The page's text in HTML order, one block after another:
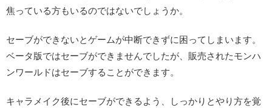
焦っている方もいるのではないでしょうか。
セーブができないとゲームが中断できずに困ってしまいます。
ベータ版ではセーブができませんでしたが、販売されたモンハ
ンワールドはセーブすることができます。
キャラメイク後にセーブができるよう、しっかりとやり方を覚